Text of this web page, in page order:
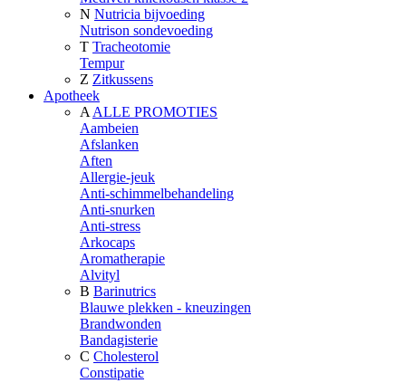
N Nutricia bijvoeding
Nutrison sondevoeding
T Tracheotomie
Tempur
Z Zitkussens
Apotheek
A ALLE PROMOTIES
Aambeien
Afslanken
Aften
Allergie-jeuk
Anti-schimmelbehandeling
Anti-snurken
Anti-stress
Arkocaps
Aromatherapie
Alvityl
B Barinutrics
Blauwe plekken - kneuzingen
Brandwonden
Bandagisterie
C Cholesterol
Constipatie